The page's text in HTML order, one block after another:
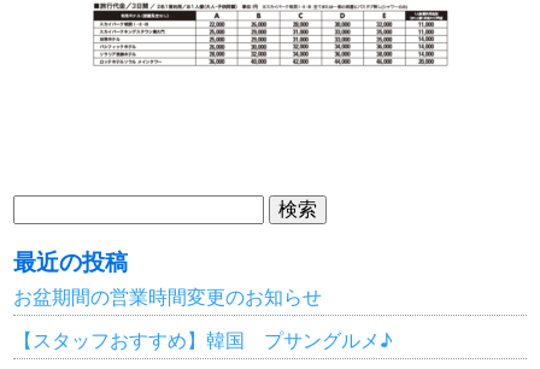
検
索:
最近の投稿
お盆期間の営業時間変更のお知らせ
【スタッフおすすめ】韓国 プサングルメ♪